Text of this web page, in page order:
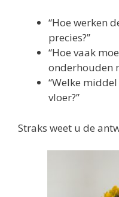
“Hoe werken
precies?”
“Hoe vaak
onderhouden
“Welke
vloer?”
Straks weet u de